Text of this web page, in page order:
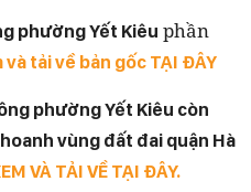
phường Yết Kiêu phần
và tải về bản gốc TẠI ĐÂY
phường Yết Kiêu còn
vùng đất đai quận Hà
VÀ TẢI VỀ TẠI ĐÂY.